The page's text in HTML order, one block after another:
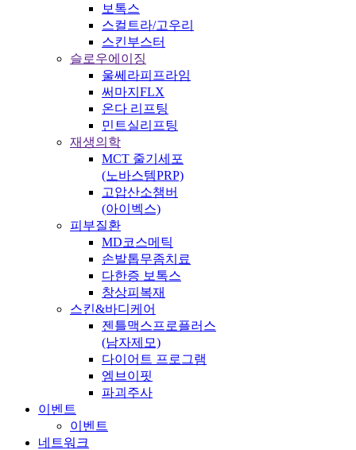
보톡스
스컬트라/고우리
스킨부스터
슬로우에이징
울쎄라피프라임
써마지FLX
온다 리프팅
민트실리프팅
재생의학
MCT 줄기세포
(노바스템PRP)
고압산소챔버
(아이벡스)
피부질환
MD코스메틱
손발톱무좀치료
다한증 보톡스
창상피복재
스킨&바디케어
젠틀맥스프로플러스
(남자제모)
다이어트 프로그램
엠브이핏
파괴주사
이벤트
이벤트
네트워크